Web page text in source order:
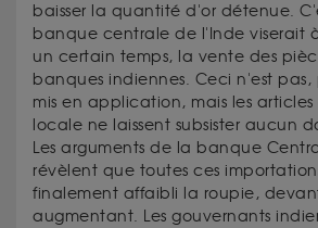
baisser la quantité d'or détenue.
banque centrale de l'Inde viserait
un certain temps, la vente des
banques indiennes. Ceci n'est
mis en application, mais les articles
locale ne laissent subsister aucun
Les arguments de la banque
révèlent que toutes ces
finalement affaibli la roupie,
augmentant. Les gouvernants